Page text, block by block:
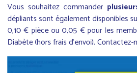
Vous souhaitez commander
dépliants sont également disponibles
0,10 € pièce ou 0,05 € pour les
Diabète (hors frais d'envoi). Contactez-